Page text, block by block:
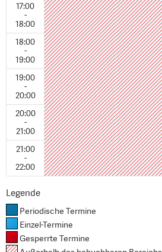
17:00
-
18:00
18:00
-
19:00
19:00
-
20:00
20:00
-
21:00
21:00
-
22:00
Legende
Periodische Termine
Einzel-Termine
Gesperrte Termine